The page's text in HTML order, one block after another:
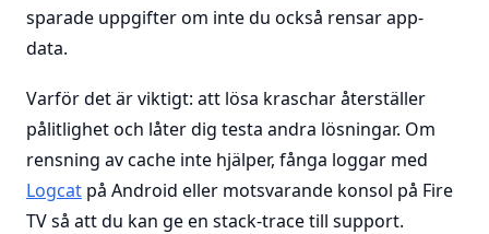
sparade uppgifter om inte du också rensar app-
data.
Varför det är viktigt: att lösa kraschar återställer
pålitlighet och låter dig testa andra lösningar. Om
rensning av cache inte hjälper, fånga loggar med
Logcat på Android eller motsvarande konsol på Fire
TV så att du kan ge en stack-trace till support.